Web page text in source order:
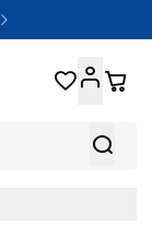


 